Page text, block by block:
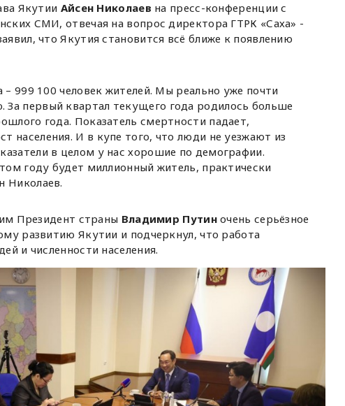
Якутии Айсен Николаев на пресс-конференции с
СМИ, отвечая на вопрос директора ГТРК «Саха» -
что Якутия становится всё ближе к появлению
– 999 100 человек жителей. Мы реально уже почти
первый квартал текущего года родилось больше
года. Показатель смертности падает,
населения. И в купе того, что люди не уезжают из
в целом у нас хорошие по демографии.
году будет миллионный житель, практически
Николаев.
Президент страны Владимир Путиночень серьёзное
развитию Якутии и подчеркнул, что работа
и численности населения.